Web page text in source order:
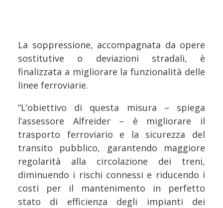
La soppressione, accompagnata da opere
sostitutive o deviazioni stradali, è
finalizzata a migliorare la funzionalità delle
linee ferroviarie.
“L’obiettivo di questa misura – spiega
l’assessore Alfreider – è migliorare il
trasporto ferroviario e la sicurezza del
transito pubblico, garantendo maggiore
regolarità alla circolazione dei treni,
diminuendo i rischi connessi e riducendo i
costi per il mantenimento in perfetto
stato di efficienza degli impianti dei